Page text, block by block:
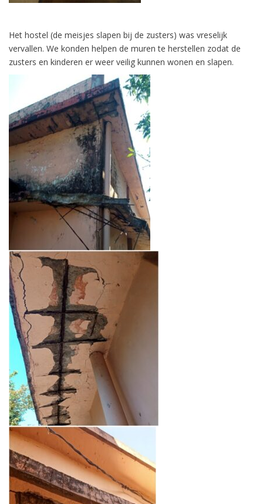
Het hostel (de meisjes slapen bij de zusters) was vreselijk
vervallen. We konden helpen de muren te herstellen zodat de
zusters en kinderen er weer veilig kunnen wonen en slapen.